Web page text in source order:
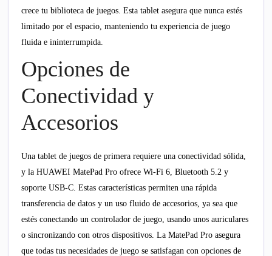
crece tu biblioteca de juegos. Esta tablet asegura que nunca estés
limitado por el espacio, manteniendo tu experiencia de juego
fluida e ininterrumpida.
Opciones de
Conectividad y
Accesorios
Una tablet de juegos de primera requiere una conectividad sólida,
y la HUAWEI MatePad Pro ofrece Wi-Fi 6, Bluetooth 5.2 y
soporte USB-C. Estas características permiten una rápida
transferencia de datos y un uso fluido de accesorios, ya sea que
estés conectando un controlador de juego, usando unos auriculares
o sincronizando con otros dispositivos. La MatePad Pro asegura
que todas tus necesidades de juego se satisfagan con opciones de